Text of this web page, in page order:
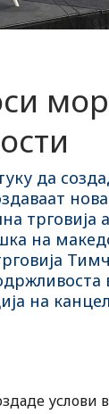
да
трговија
на
на
услови